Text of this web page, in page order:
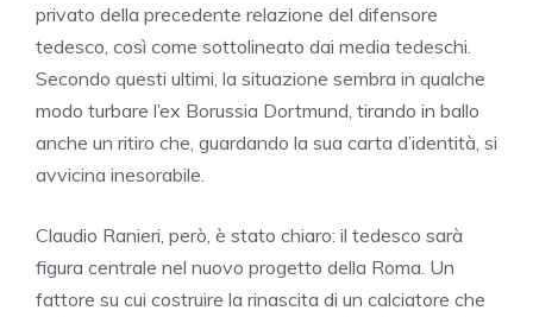
privato della precedente relazione del difensore
tedesco, così come sottolineato dai media tedeschi.
Secondo questi ultimi, la situazione sembra in qualche
modo turbare l’ex Borussia Dortmund, tirando in ballo
anche un ritiro che, guardando la sua carta d’identità, si
avvicina inesorabile.
Claudio Ranieri, però, è stato chiaro: il tedesco sarà
figura centrale nel nuovo progetto della Roma. Un
fattore su cui costruire la rinascita di un calciatore che